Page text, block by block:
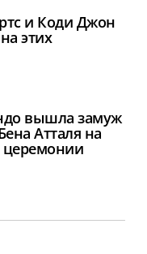
и Коди Джон
этих
вышла замуж
Атталя на
церемонии